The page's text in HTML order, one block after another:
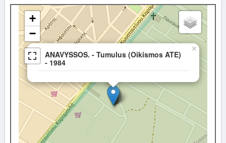
ANAVYSSOS. - Tumulus (Oikismos ATE)
- 1984
×
+
−